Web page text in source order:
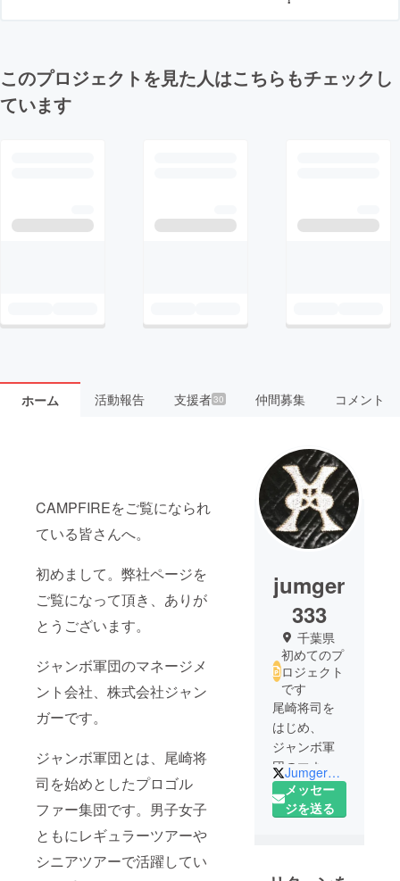
このプロジェクトを見た人はこちらもチェックし
ています
ホーム 活動報告 支援者30 仲間募集 コメント
CAMPFIREをご覧になられ
ている皆さんへ。
初めまして。弊社ページを
ご覧になって頂き、ありが
とうございます。
ジャンボ軍団のマネージメ
ント会社、株式会社ジャン
ガーです。
ジャンボ軍団とは、尾崎将
司を始めとしたプロゴル
ファー集団です。男子女子
ともにレギュラーツアーや
シニアツアーで活躍してい
jumger
333
千葉県
初めてのプ
ロジェクト
です
尾崎将司を
はじめ、
ジャンボ軍
団のマネー
ジメント会
社です。
Jumger_kogure
メッセー
ジを送る